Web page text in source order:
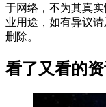
于网络，不为其真
业用途，如有异议请
删除。
看了又看的